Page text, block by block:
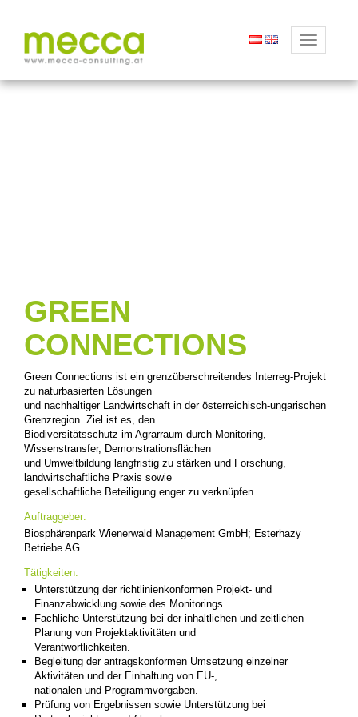
Toggle
navigation
GREEN
CONNECTIONS
Green Connections ist ein grenzüberschreitendes Interreg-Projekt
zu naturbasierten Lösungen
und nachhaltiger Landwirtschaft in der österreichisch-ungarischen
Grenzregion. Ziel ist es, den
Biodiversitätsschutz im Agrarraum durch Monitoring,
Wissenstransfer, Demonstrationsflächen
und Umweltbildung langfristig zu stärken und Forschung,
landwirtschaftliche Praxis sowie
gesellschaftliche Beteiligung enger zu verknüpfen.
Auftraggeber:
Biosphärenpark Wienerwald Management GmbH; Esterhazy
Betriebe AG
Tätigkeiten:
Unterstützung der richtlinienkonformen Projekt- und
Finanzabwicklung sowie des Monitorings
Fachliche Unterstützung bei der inhaltlichen und zeitlichen
Planung von Projektaktivitäten und
Verantwortlichkeiten.
Begleitung der antragskonformen Umsetzung einzelner
Aktivitäten und der Einhaltung von EU-,
nationalen und Programmvorgaben.
Prüfung von Ergebnissen sowie Unterstützung bei